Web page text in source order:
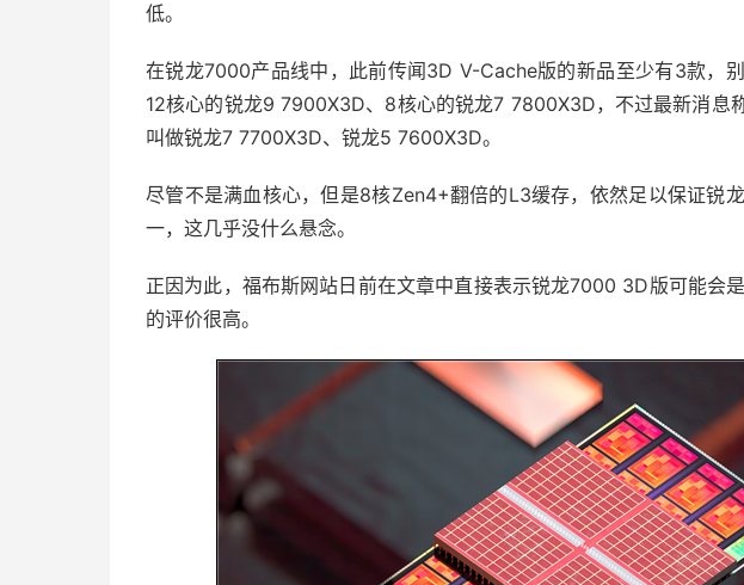
低。
在锐龙7000产品线中，此前传闻3D V-Cache版的新品至少有3款，
12核心的锐龙9 7900X3D、8核心的锐龙7 7800X3D，不过最新消息
叫做锐龙7 7700X3D、锐龙5 7600X3D。
尽管不是满血核心，但是8核Zen4+翻倍的L3缓存，依然足以保证锐
一，这几乎没什么悬念。
正因为此，福布斯网站日前在文章中直接表示锐龙7000 3D版可能会
的评价很高。